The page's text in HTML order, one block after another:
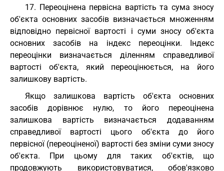
17. Переоцінена первісна вартість та сума зносу
об'єкта основних засобів визначається множенням
відповідно первісної вартості і суми зносу об'єкта
основних засобів на індекс переоцінки. Індекс
переоцінки визначається діленням справедливої
вартості об'єкта, який переоцінюється, на його
залишкову вартість.
Якщо залишкова вартість об'єкта основних
засобів дорівнює нулю, то його переоцінена
залишкова вартість визначається додаванням
справедливої вартості цього об'єкта до його
первісної (переоціненої) вартості без зміни суми зносу
об'єкта. При цьому для таких об'єктів, що
продовжують використовуватися, обов'язково